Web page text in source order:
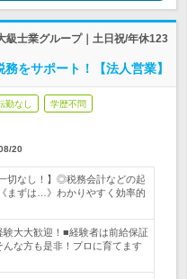
級士業グループ｜土日祝/年休123
をサポート！【法人営業】
勤なし 学歴不問
20
切なし！】◎税務会計などの起
まずは…》わかりやすく効率的
大大歓迎！■経験者は前給保証
な方も是非！プロに育てます